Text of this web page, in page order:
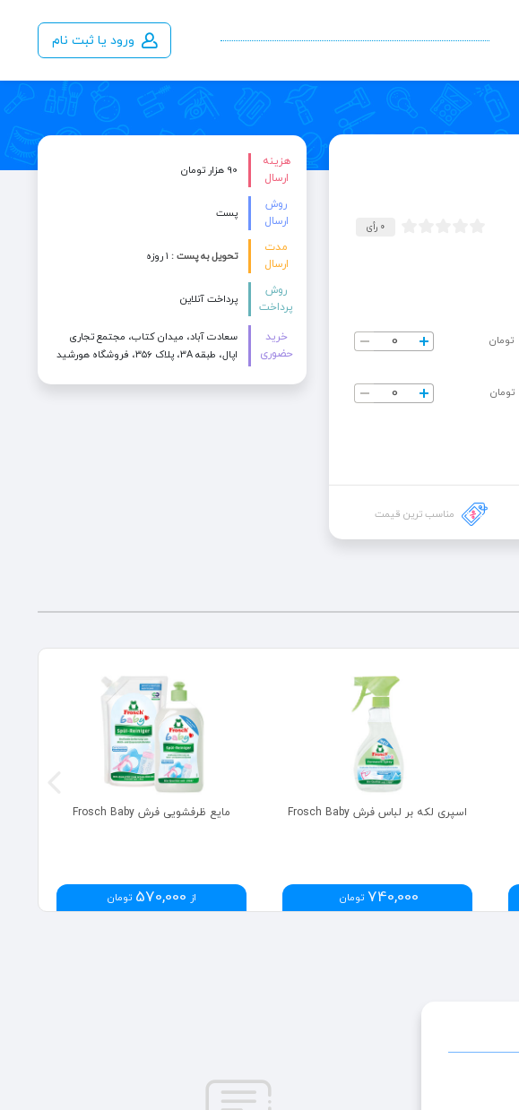
ورود یا ثبت نام
0 رأی
تومان
تومان
مناسب ترین قیمت
هزینه
ارسال
90 هزار تومان
روش
ارسال
پست
مدت
ارسال
تحویل به پست :
روش
پرداخت
پرداخت آنلاین
خرید
حضوری
سعادت آباد، میدان کتاب، مجتمع تجاری
اپال، طبقه 3A، پلاک ۳۵۶، فروشگاه هورشید
مایع ظرفشویی فرش Frosch Baby
از 570,000 تومان
اسپری لکه بر لباس فرش Frosch Baby
740,000 تومان